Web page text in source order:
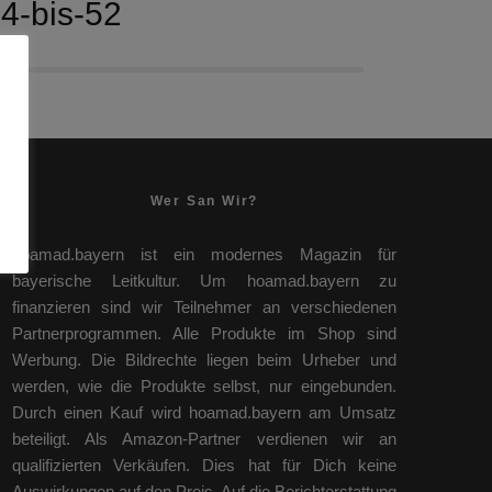
bis-52
Wer San Wir?
hoamad.bayern ist ein modernes Magazin für
bayerische Leitkultur. Um hoamad.bayern zu
finanzieren sind wir Teilnehmer an verschiedenen
Partnerprogrammen. Alle Produkte im Shop sind
Werbung. Die Bildrechte liegen beim Urheber und
werden, wie die Produkte selbst, nur eingebunden.
Durch einen Kauf wird hoamad.bayern am Umsatz
beteiligt. Als Amazon-Partner verdienen wir an
qualifizierten Verkäufen. Dies hat für Dich keine